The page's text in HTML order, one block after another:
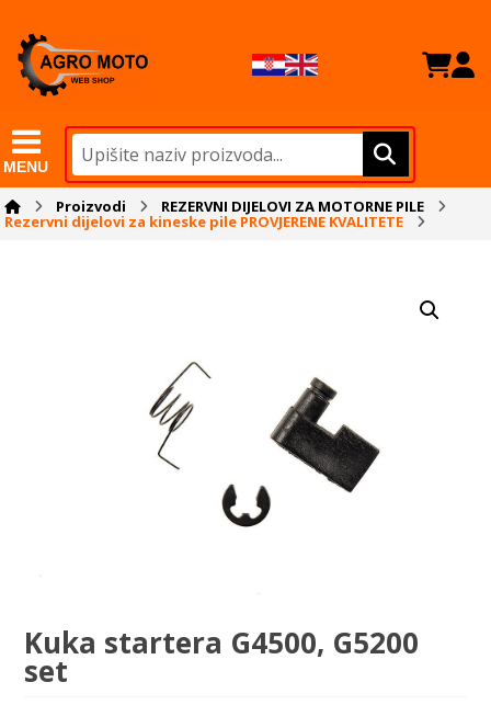
MENU
Proizvodi REZERVNI DIJELOVI ZA MOTORNE PILE
Rezervni dijelovi za kineske pile PROVJERENE KVALITETE
Kuka startera G4500, G5200
set